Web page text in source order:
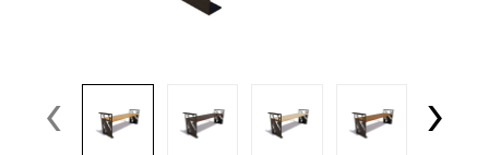
‹ ›